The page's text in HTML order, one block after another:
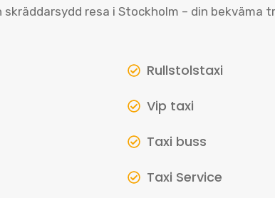
skräddarsydd resa i Stockholm – din bekväma
Rullstolstaxi
Vip taxi
Taxi buss
Taxi Service